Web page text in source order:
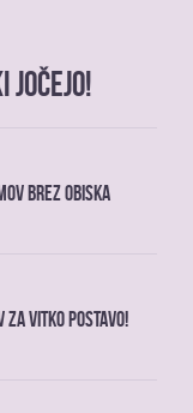
jočejo!
brez obiska
vitko postavo!